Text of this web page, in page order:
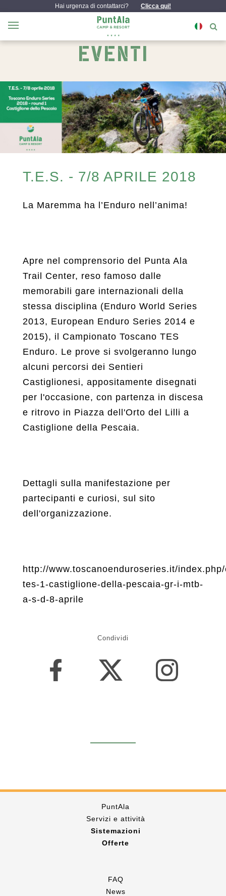
Hai urgenza di contattarci? Clicca qui!
EVENTI
T.E.S. - 7/8 APRILE 2018
La Maremma ha l’Enduro nell’anima!
Apre nel comprensorio del Punta Ala
Trail Center, reso famoso dalle
memorabili gare internazionali della
stessa disciplina (Enduro World Series
2013, European Enduro Series 2014 e
2015), il Campionato Toscano TES
Enduro. Le prove si svolgeranno lungo
alcuni percorsi dei Sentieri
Castiglionesi, appositamente disegnati
per l'occasione, con partenza in discesa
e ritrovo in Piazza dell'Orto del Lilli a
Castiglione della Pescaia.
Dettagli sulla manifestazione per
partecipanti e curiosi, sul sito
dell'organizzazione.
http://www.toscanoenduroseries.it/
tes-1-castiglione-della-pescaia-gr-i-mtb-
a-s-d-8-aprile
Condividi
PuntAla
Servizi e attività
Sistemazioni
Offerte
FAQ
News